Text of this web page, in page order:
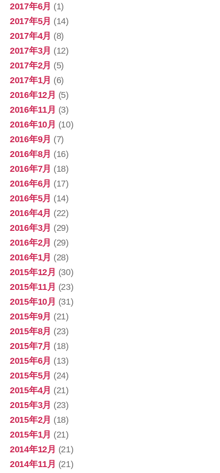
2017年6月 (1)
2017年5月 (14)
2017年4月 (8)
2017年3月 (12)
2017年2月 (5)
2017年1月 (6)
2016年12月 (5)
2016年11月 (3)
2016年10月 (10)
2016年9月 (7)
2016年8月 (16)
2016年7月 (18)
2016年6月 (17)
2016年5月 (14)
2016年4月 (22)
2016年3月 (29)
2016年2月 (29)
2016年1月 (28)
2015年12月 (30)
2015年11月 (23)
2015年10月 (31)
2015年9月 (21)
2015年8月 (23)
2015年7月 (18)
2015年6月 (13)
2015年5月 (24)
2015年4月 (21)
2015年3月 (23)
2015年2月 (18)
2015年1月 (21)
2014年12月 (21)
2014年11月 (21)